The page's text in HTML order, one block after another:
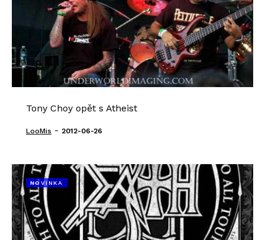
Tony Choy opět s Atheist
LooMis - 2012-06-26
NOVINKA